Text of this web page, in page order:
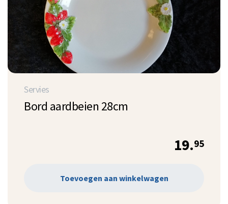
Servies
Bord aardbeien 28cm
19.95
Toevoegen aan winkelwagen